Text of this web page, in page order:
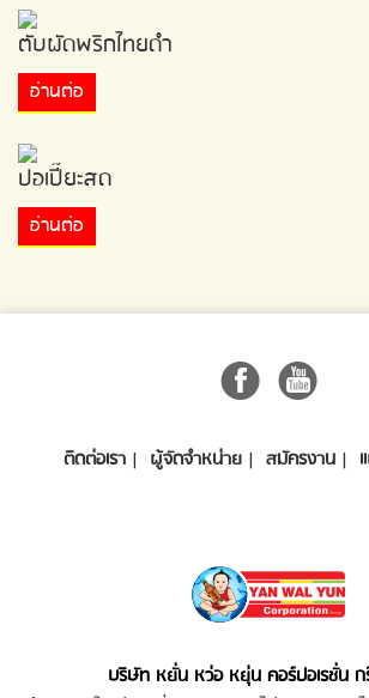
ตับผัดพริกไทยดำ
อ่านต่อ
ปอเปี๊ยะสด
อ่านต่อ
ติดต่อเรา ผู้จัดจำหน่าย สมัครงาน
บริษัท หยั่น หว่อ หยุ่น คอร์ปอเรชั่น